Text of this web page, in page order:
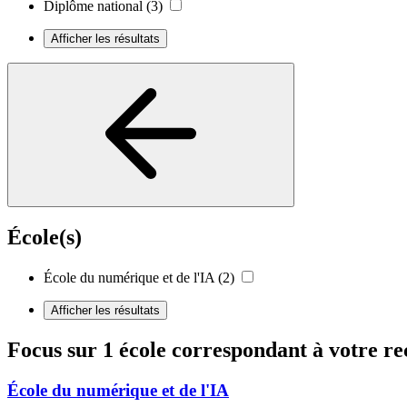
Diplôme national (3)
Afficher les résultats
École(s)
École du numérique et de l'IA (2)
Afficher les résultats
Focus sur 1 école correspondant à votre
École du numérique et de l'IA